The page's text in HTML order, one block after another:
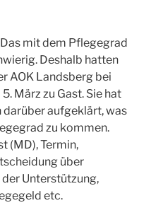
mit dem Pflegegrad
Deshalb hatten
AOK Landsberg bei
März zu Gast. Sie hat
aufgeklärt, was
zu kommen.
(MD), Termin,
über
Unterstützung,
etc.